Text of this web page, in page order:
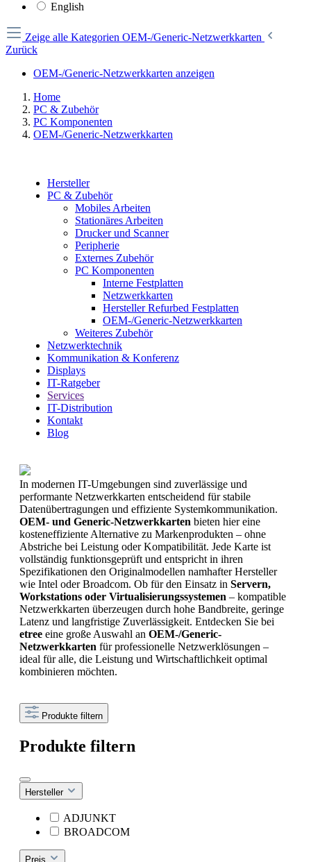
English
Zeige alle Kategorien OEM-/Generic-Netzwerkkarten
Zurück
OEM-/Generic-Netzwerkkarten anzeigen
Home
PC & Zubehör
PC Komponenten
OEM-/Generic-Netzwerkkarten
Hersteller
PC & Zubehör
Mobiles Arbeiten
Stationäres Arbeiten
Drucker und Scanner
Peripherie
Externes Zubehör
PC Komponenten
Interne Festplatten
Netzwerkkarten
Hersteller Refurbed Festplatten
OEM-/Generic-Netzwerkkarten
Weiteres Zubehör
Netzwerktechnik
Kommunikation & Konferenz
Displays
IT-Ratgeber
Services
IT-Distribution
Kontakt
Blog
In modernen IT-Umgebungen sind zuverlässige und
performante Netzwerkkarten entscheidend für stabile
Datenübertragungen und effiziente Systemkommunikation.
OEM- und Generic-Netzwerkkarten bieten hier eine
kosteneffiziente Alternative zu Markenprodukten – ohne
Abstriche bei Leistung oder Kompatibilität. Jede Karte ist
vollständig funktionsgeprüft und entspricht in ihren
Spezifikationen den Originalmodellen namhafter Hersteller
wie Intel oder Broadcom. Ob für den Einsatz in Servern,
Workstations oder Virtualisierungssystemen – kompatible
Netzwerkkarten überzeugen durch hohe Bandbreite, geringe
Latenz und langfristige Zuverlässigkeit. Entdecken Sie bei
etree eine große Auswahl an OEM-/Generic-
Netzwerkkarten für professionelle Netzwerklösungen –
ideal für alle, die Leistung und Wirtschaftlichkeit optimal
kombinieren möchten.
Produkte filtern
Produkte filtern
Hersteller
ADJUNKT
BROADCOM
Preis